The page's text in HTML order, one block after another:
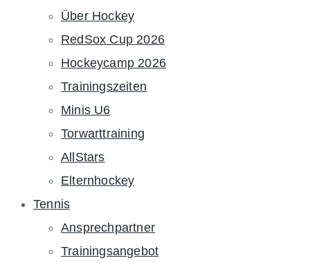
Über Hockey
RedSox Cup 2026
Hockeycamp 2026
Trainingszeiten
Minis U6
Torwarttraining
AllStars
Elternhockey
Tennis
Ansprechpartner
Trainingsangebot